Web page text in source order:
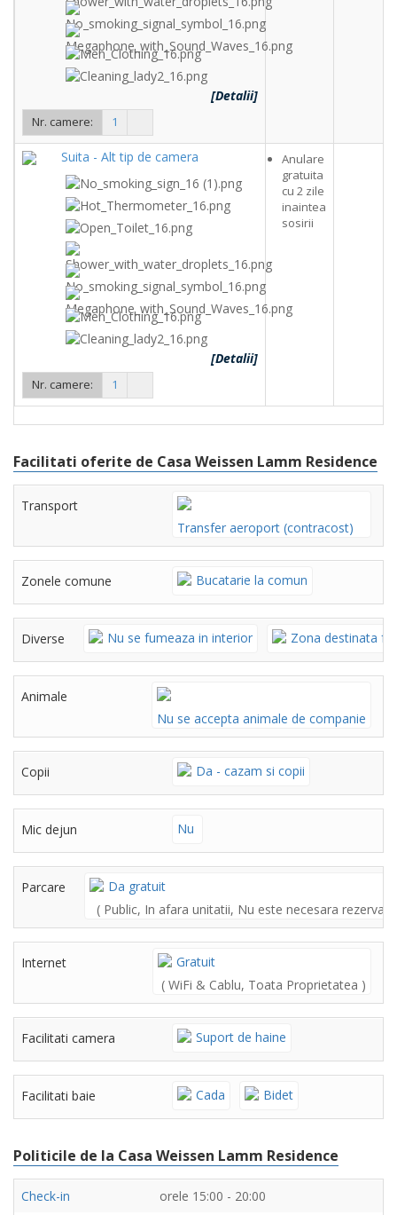
[Detalii]
Nr. camere: 1
Suita - Alt tip de camera
[Detalii]
Nr. camere: 1
Anulare
gratuita
cu 2 zile
inaintea
sosirii
Facilitati oferite de Casa Weissen Lamm Residence
Transport
Transfer aeroport (contracost)
Zonele comune Bucatarie la comun
Diverse Nu se fumeaza in interior Zona destinata
Animale
Nu se accepta animale de companie
Copii Da - cazam si copii
Mic dejun Nu
Parcare
Da gratuit
( Public, In afara unitatii, Nu este necesara
Internet
Gratuit
( WiFi & Cablu, Toata Proprietatea )
Facilitati camera Suport de haine
Facilitati baie Cada Bidet
Politicile de la Casa Weissen Lamm Residence
Check-in orele 15:00 - 20:00